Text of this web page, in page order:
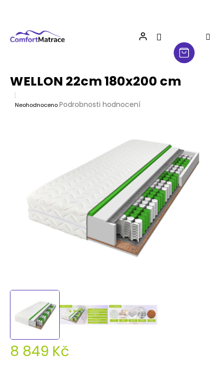
WELLON 22cm 180x200 cm
Průměrné
NeohodnocenoPodrobnosti hodnocení
8 849 Kč